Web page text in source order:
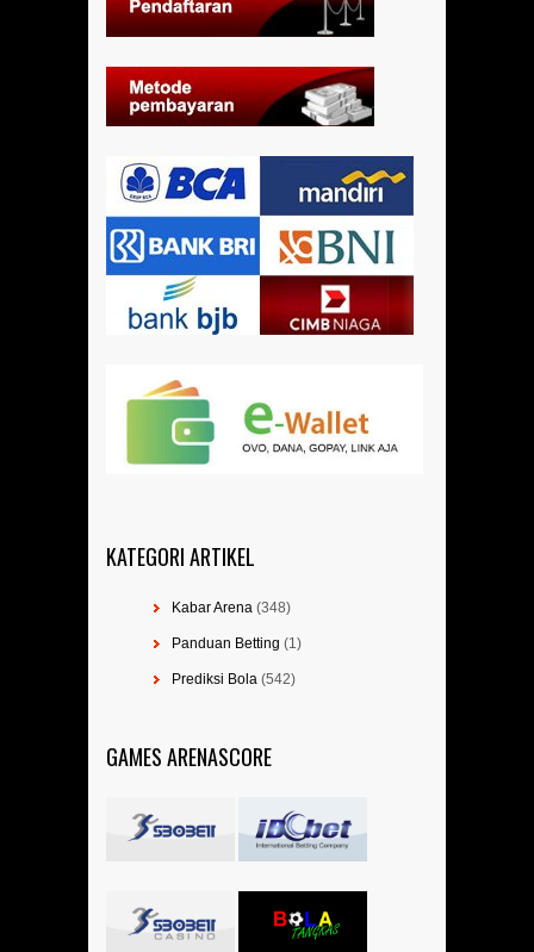
KATEGORI ARTIKEL
Kabar Arena (348)
Panduan Betting (1)
Prediksi Bola (542)
GAMES ARENASCORE